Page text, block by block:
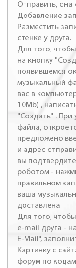
Отправить, она
Добавление
Разместить
стенке у друга.
Для того,
на кнопку
появившемся
музыкальный
вас в
10Mb) ,
"Создать" . При
файла,
предложено
и адрес
вы
роботом -
правильном
ваша
доставлена
Для того,
e-mail друга -
E-Mail",
Картинку с
форум по